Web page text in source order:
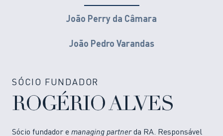
João Perry da Câmara
João Pedro Varandas
SÓCIO FUNDADOR
ROGÉRIO ALVES
Sócio fundador e managing partnerda RA. Responsável